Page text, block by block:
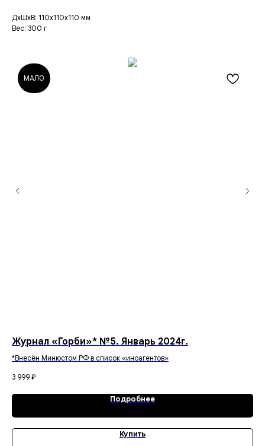
ДxШxВ: 110x110x110 мм
Вес: 300 г
МАЛО
Журнал «Горби»* №5. Январь 2024г.
*Внесён Минюстом РФ в список «иноагентов»
3 999 ₽
Подробнее
Купить